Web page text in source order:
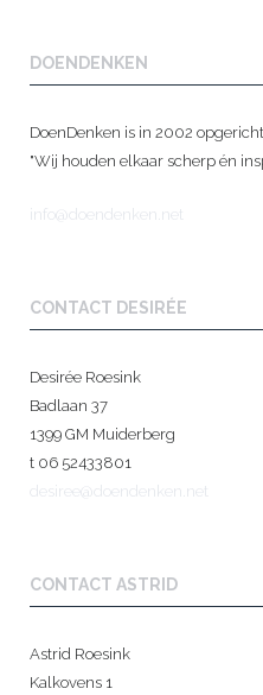
DOENDENKEN
DoenDenken is in 2002
"Wij houden elkaar scherp én
info@doendenken.net
CONTACT DESIRÉE
Desirée Roesink
Badlaan 37
1399 GM Muiderberg
t 06 52433801
desiree@doendenken.net
CONTACT ASTRID
Astrid Roesink
Kalkovens 1